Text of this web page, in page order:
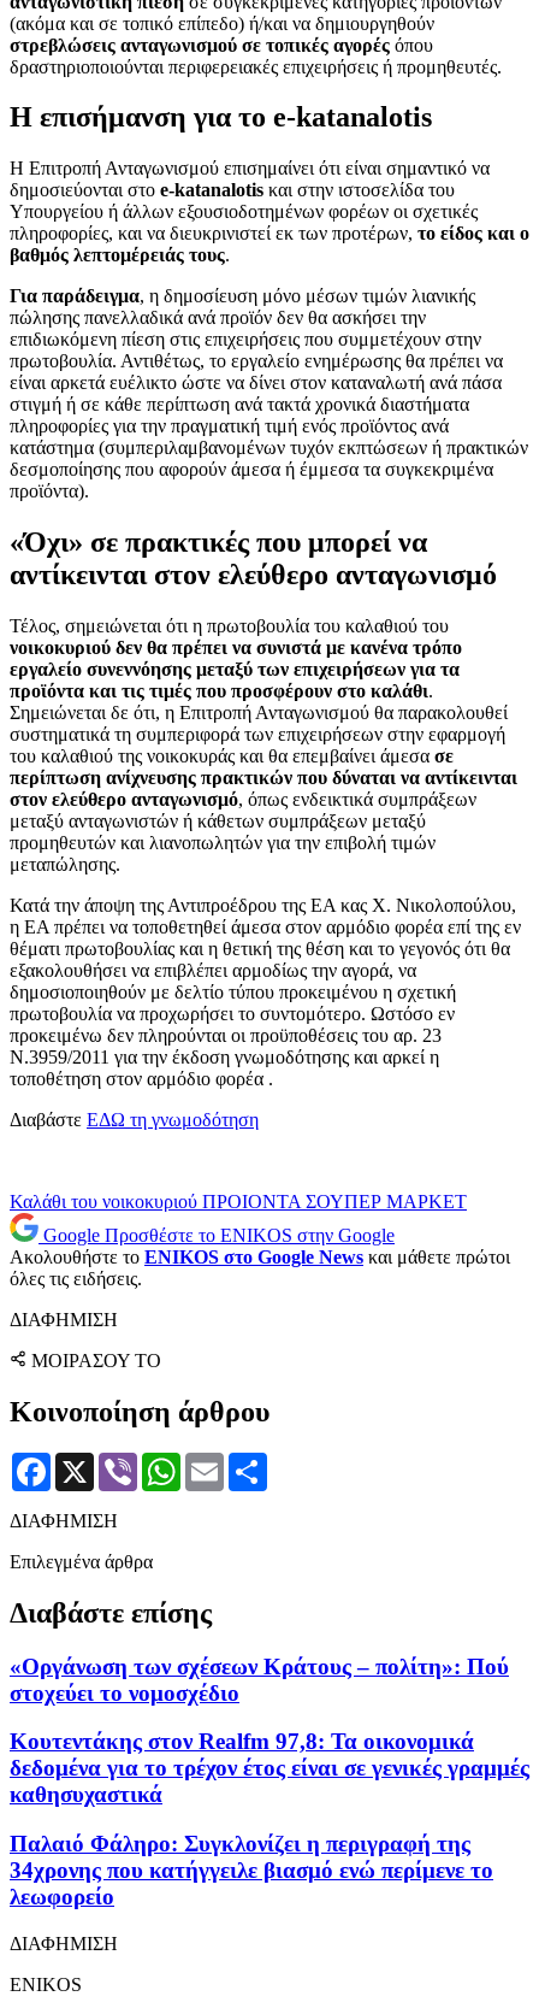
(ακόμα και σε τοπικό επίπεδο) ή/και να δημιουργηθούν
στρεβλώσεις ανταγωνισμού σε τοπικές αγορές όπου
δραστηριοποιούνται περιφερειακές επιχειρήσεις ή προμηθευτές.
Η επισήμανση για το e-katanalotis
Η Επιτροπή Ανταγωνισμού επισημαίνει ότι είναι σημαντικό να
δημοσιεύονται στο e-katanalotis και στην ιστοσελίδα του
Υπουργείου ή άλλων εξουσιοδοτημένων φορέων οι σχετικές
πληροφορίες, και να διευκρινιστεί εκ των προτέρων, το είδος και ο
βαθμός λεπτομέρειάς τους.
Για παράδειγμα, η δημοσίευση μόνο μέσων τιμών λιανικής
πώλησης πανελλαδικά ανά προϊόν δεν θα ασκήσει την
επιδιωκόμενη πίεση στις επιχειρήσεις που συμμετέχουν στην
πρωτοβουλία. Αντιθέτως, το εργαλείο ενημέρωσης θα πρέπει να
είναι αρκετά ευέλικτο ώστε να δίνει στον καταναλωτή ανά πάσα
στιγμή ή σε κάθε περίπτωση ανά τακτά χρονικά διαστήματα
πληροφορίες για την πραγματική τιμή ενός προϊόντος ανά
κατάστημα (συμπεριλαμβανομένων τυχόν εκπτώσεων ή πρακτικών
δεσμοποίησης που αφορούν άμεσα ή έμμεσα τα συγκεκριμένα
προϊόντα).
«Όχι» σε πρακτικές που μπορεί να
αντίκεινται στον ελεύθερο ανταγωνισμό
Τέλος, σημειώνεται ότι η πρωτοβουλία του καλαθιού του
νοικοκυριού δεν θα πρέπει να συνιστά με κανένα τρόπο
εργαλείο συνεννόησης μεταξύ των επιχειρήσεων για τα
προϊόντα και τις τιμές που προσφέρουν στο καλάθι.
Σημειώνεται δε ότι, η Επιτροπή Ανταγωνισμού θα παρακολουθεί
συστηματικά τη συμπεριφορά των επιχειρήσεων στην εφαρμογή
του καλαθιού της νοικοκυράς και θα επεμβαίνει άμεσα σε
περίπτωση ανίχνευσης πρακτικών που δύναται να αντίκεινται
στον ελεύθερο ανταγωνισμό, όπως ενδεικτικά συμπράξεων
μεταξύ ανταγωνιστών ή κάθετων συμπράξεων μεταξύ
προμηθευτών και λιανοπωλητών για την επιβολή τιμών
μεταπώλησης.
Κατά την άποψη της Αντιπροέδρου της ΕΑ κας Χ. Νικολοπούλου,
η ΕΑ πρέπει να τοποθετηθεί άμεσα στον αρμόδιο φορέα επί της εν
θέματι πρωτοβουλίας και η θετική της θέση και το γεγονός ότι θα
εξακολουθήσει να επιβλέπει αρμοδίως την αγορά, να
δημοσιοποιηθούν με δελτίο τύπου προκειμένου η σχετική
πρωτοβουλία να προχωρήσει το συντομότερο. Ωστόσο εν
προκειμένω δεν πληρούνται οι προϋποθέσεις του αρ. 23
Ν.3959/2011 για την έκδοση γνωμοδότησης και αρκεί η
τοποθέτηση στον αρμόδιο φορέα .
Διαβάστε ΕΔΩ τη γνωμοδότηση
Καλάθι του νοικοκυριού ΠΡΟΙΟΝΤΑ ΣΟΥΠΕΡ ΜΑΡΚΕΤ
Google Προσθέστε το ENIKOS στην Google
Ακολουθήστε το ENIKOS στο Google News και μάθετε πρώτοι
όλες τις ειδήσεις.
ΔΙΑΦΗΜΙΣΗ
ΜΟΙΡΑΣΟΥ ΤΟ
Κοινοποίηση άρθρου
Facebook
X Viber WhatsApp
Email
ΔΙΑΦΗΜΙΣΗ
Επιλεγμένα άρθρα
Διαβάστε επίσης
«Οργάνωση των σχέσεων Κράτους – πολίτη»: Πού
στοχεύει το νομοσχέδιο
Κουτεντάκης στον Realfm 97,8: Τα οικονομικά
δεδομένα για το τρέχον έτος είναι σε γενικές γραμμές
καθησυχαστικά
Παλαιό Φάληρο: Συγκλονίζει η περιγραφή της
34χρονης που κατήγγειλε βιασμό ενώ περίμενε το
λεωφορείο
ΔΙΑΦΗΜΙΣΗ
ENIKOS